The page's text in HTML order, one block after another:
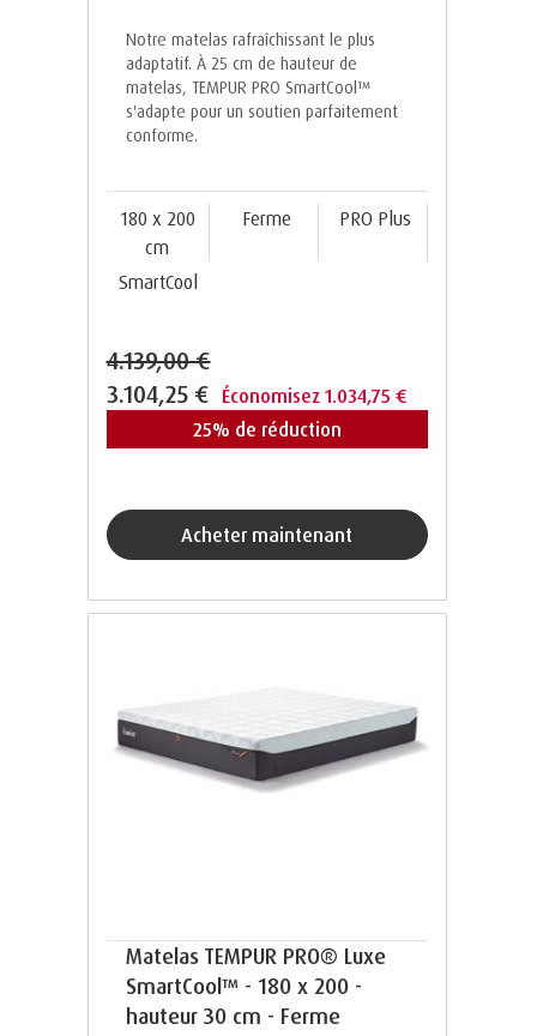
Notre matelas rafraîchissant le plus
adaptatif. À 25 cm de hauteur de
matelas, TEMPUR PRO SmartCool™️
s'adapte pour un soutien parfaitement
conforme.
180 x 200
cm
Ferme PRO Plus
SmartCool
4.139,00 €
3.104,25 € Économisez 1.034,75 €
25% de réduction
acheter maintenant
Matelas TEMPUR PRO® Luxe
SmartCool™ - 180 x 200 -
hauteur 30 cm - Ferme